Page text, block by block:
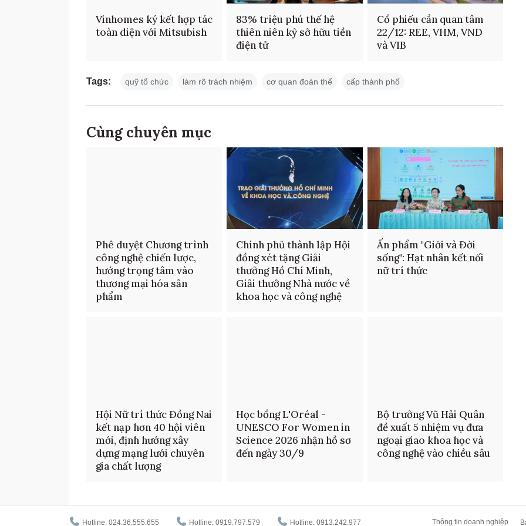
Vinhomes ký kết hợp tác
toàn diện với Mitsubish
83% triệu phú thế hệ
thiên niên kỷ sở hữu tiền
điện tử
Cổ phiếu cần quan tâm
22/12: REE, VHM, VND
và VIB
Tags: quỹ tổ chức làm rõ trách nhiệm cơ quan đoàn thể cấp thành phố
Cùng chuyên mục
Phê duyệt Chương trình
công nghệ chiến lược,
hướng trọng tâm vào
thương mại hóa sản
phẩm
Chính phủ thành lập Hội
đồng xét tặng Giải
thưởng Hồ Chí Minh,
Giải thưởng Nhà nước về
khoa học và công nghệ
Ấn phẩm "Giới và Đời
sống": Hạt nhân kết nối
nữ trí thức
Hội Nữ trí thức Đồng Nai
kết nạp hơn 40 hội viên
mới, định hướng xây
dựng mạng lưới chuyên
gia chất lượng
Học bổng L'Oréal -
UNESCO For Women in
Science 2026 nhận hồ sơ
đến ngày 30/9
Bộ trưởng Vũ Hải Quân
đề xuất 5 nhiệm vụ đưa
ngoại giao khoa học và
công nghệ vào chiều sâu
Hotline: 024.36.555.655 Hotline: 0919.797.579 Hotline: 0913.242.977 Thông tin doanh nghiệp